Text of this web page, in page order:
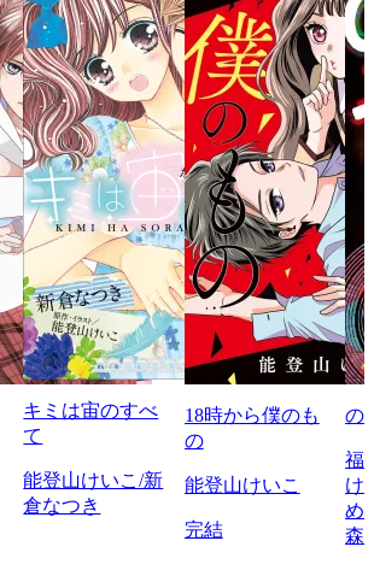
キミは宙のすべ
て
能登山けいこ/新
倉なつき
18時から僕のも
の
能登山けいこ
完結
の
福
け
め
森